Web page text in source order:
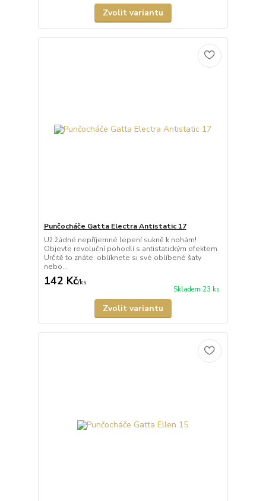
Zvolit variantu
Punčocháče Gatta Electra Antistatic 17
Už žádné nepříjemné lepení sukně k nohám!
Objevte revoluční pohodlí s antistatickým efektem.
Určitě to znáte: oblíknete si své oblíbené šaty
nebo...
142 Kč/ks
Skladem 23 ks
Zvolit variantu